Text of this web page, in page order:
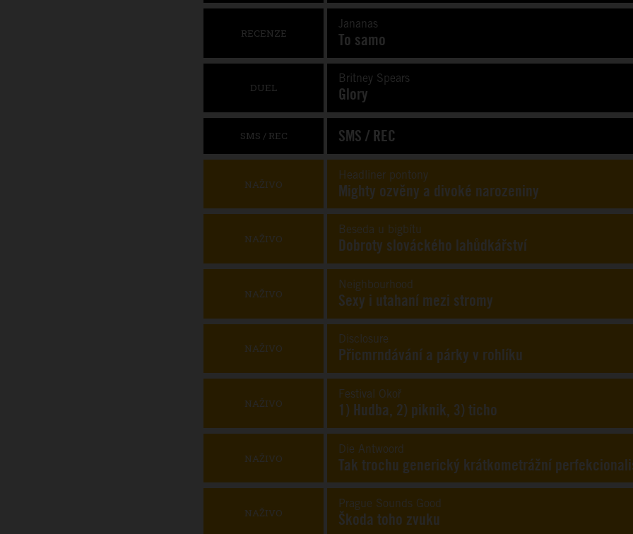
RECENZE
Jananas
To samo
DUEL
Britney Spears
Glory
SMS / REC SMS / REC
NAŽIVO
Headliner pontony
Mighty ozvěny a divoké narozeniny
NAŽIVO
Beseda u bigbítu
Dobroty slováckého lahůdkářství
NAŽIVO
Neighbourhood
Sexy i utahaní mezi stromy
NAŽIVO
Disclosure
Přicmrndávání a párky v rohlíku
NAŽIVO
Festival Okoř
1) Hudba, 2) piknik, 3) ticho
NAŽIVO
Die Antwoord
Tak trochu generický krátkometrážní
NAŽIVO
Prague Sounds Good
Škoda toho zvuku